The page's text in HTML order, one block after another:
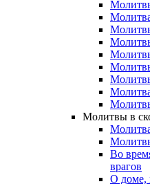
Молитвы в
Во
врагов
О доме,